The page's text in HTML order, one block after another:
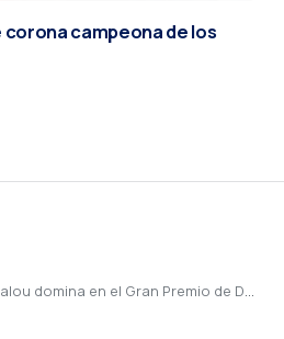
corona campeona de los
domina en el Gran Premio de Detroit